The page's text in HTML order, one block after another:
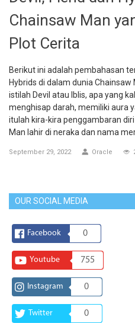
Chainsaw Man
Plot Cerita
Berikut ini adalah pembahasan
Hybrids di dalam dunia
istilah Devil atau Iblis, apa yang
menghisap darah, memiliki aura
itulah kira-kira penggambaran
Man lahir di neraka dan nama
September 29, 2022 Oracle
OUR SOCIAL MEDIA
Facebook 0
Youtube 755
Instagram 0
Twitter 0